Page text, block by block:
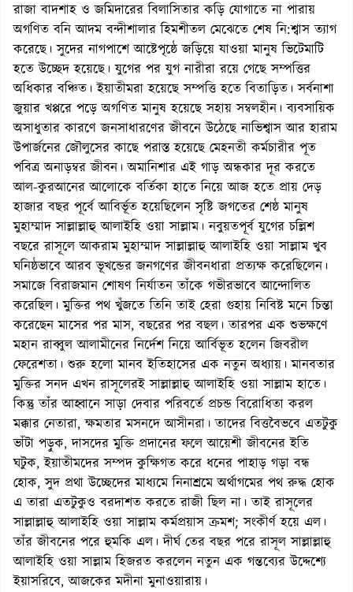
রাজা বাদশাহ ও জমিদারের বিলাসিতার কড়ি যোগাতে না পারায়
অগণিত বনি আদম বন্দীশালার হিমশীতল মেঝেতে শেষ নি:শ্বাস ত্যাগ
করেছে। সুদের নাগপাশে আষ্টেপৃষ্ঠে জড়িয়ে যাওয়া মানুষ ভিটেমাটি
হতে উচ্ছেদ হয়েছে। যুগের পর যুগ নারীরা রয়ে গেছে সম্পত্তির
অধিকার বঞ্চিত। ইয়াতীমরা হয়েছে সম্পত্তি হতে বিতাড়িত। সর্বনাশা
জুয়ার খপ্পরে পড়ে অগণিত মানুষ হয়েছে সহায় সম্বলহীন। ব্যবসায়িক
অসাধুতার কারণে জনসাধারণের জীবনে উঠেছে নাভিশ্বাস আর হারাম
উপার্জনের জৌলুসের কাছে পরাস্ত হয়েছে মেহনতী কর্মচারীর পূত
পবিত্র অনাড়ম্বর জীবন। অমানিশার এই গাড় অন্ধকার দূর করতে
আল-কুরআনের আলোকে বর্তিকা হাতে নিয়ে আজ হতে প্রায় দেড়
হাজার বছর পূর্বে আবির্ভূত হয়েছিলেন সৃষ্টি জগতের শেষ্ঠ মানুষ
মুহাম্মাদ সাল্লাল্লাহু আলাইহি ওয়া সাল্লাম। নবুয়তপূর্ব যুগের চল্লিশ
বছরে রাসূলে আকরাম মুহাম্মাদ সাল্লাল্লাহু আলাইহি ওয়া সাল্লাম খুব
ঘনিষ্ঠভাবে আরব ভূখন্ডের জনগণের জীবনধারা প্রত্যক্ষ করেছিলেন।
সমাজে বিরাজমান শোষণ নির্যাতন তাঁকে গভীরভাবে আন্দোলিত
করেছিল। মুক্তির পথ খুঁজতে তিনি তাই হেরা গুহায় নিবিষ্ট মনে চিন্তা
করেছেন মাসের পর মাস, বছরের পর বছল। তারপর এক শুভক্ষণে
মহান রাব্বুল আলামীনের নির্দেশ নিয়ে আর্বিভূত হলেন জিবরীল
ফেরেশতা। শুরু হলো মানব ইতিহাসের এক নতুন অধ্যায়। মানবতার
মুক্তির সনদ এখন রাসূলেরই সাল্লাল্লাহু আলাইহি ওয়া সাল্লাম হাতে।
কিন্তু তাঁর আহ্বানে সাড়া দেবার পরিবর্তে প্রচন্ড বিরোধিতা করল
মক্কার নেতারা, ক্ষমতার মসনদে আসীনরা। তাদের বিত্তবৈভবে এতটুকু
ভাঁটা পড়ুক, দাসদের মুক্তি প্রদানের ফলে আয়েশী জীবনের ইতি
ঘটুক, ইয়াতীমদের সম্পদ কুক্ষিগত করে ধনের পাহাড় গড়া বন্ধ
হোক, সুদ প্রথা উচ্ছেদের মাধ্যমে নিনাশ্রমে অর্থাগমের পথ রুদ্ধ হোক
এ তারা এতটুকুও বরদাশত করতে রাজী ছিল না। তাই রাসূলের
সাল্লাল্লাহু আলাইহি ওয়া সাল্লাম কর্মপ্রয়াস ক্রমশ; সংকীর্ণ হয়ে এল।
তাঁর জীবনের পরে হুমকি এল। দীর্ঘ তের বছর পরে রাসূল সাল্লাল্লাহু
আলাইহি ওয়া সাল্লাম হিজরত করলেন নতুন এক গন্তব্যের উদ্দেশ্যে
ইয়াসরিবে, আজকের মদীনা মুনাওয়ারায়।